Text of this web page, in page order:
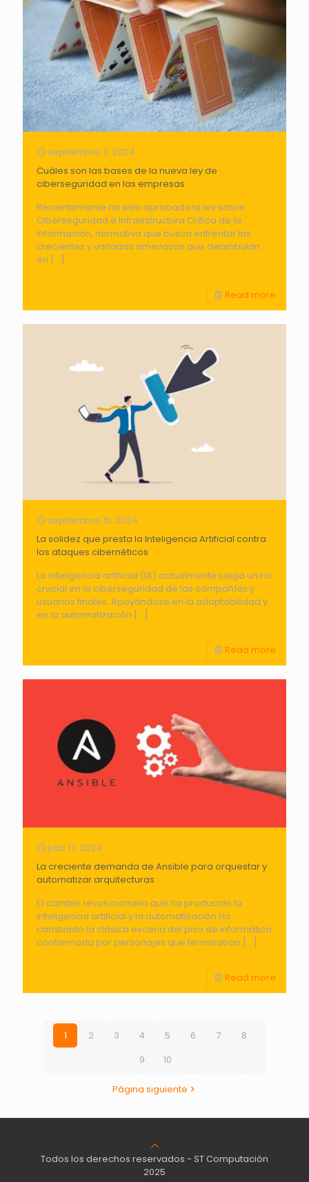
septiembre 11, 2024
Cuáles son las bases de la nueva ley de
ciberseguridad en las empresas
Recientemente ha sido aprobada la ley sobre
Ciberseguridad e Infraestructura Crítica de la
Información, normativa que busca enfrentar las
crecientes y variadas amenazas que deambulan
en […]
Read more
septiembre 10, 2024
La solidez que presta la Inteligencia Artificial contra
los ataques cibernéticos
La inteligencia artificial (IA) actualmente juega un rol
crucial en la ciberseguridad de las compañías y
usuarios finales. Apoyándose en la adaptabilidad y
en la automatización […]
Read more
julio 17, 2024
La creciente demanda de Ansible para orquestar y
automatizar arquitecturas
El cambio revolucionario que ha producido la
inteligencia artificial y la automatización ha
cambiado la clásica escena del piso de informática
conformada por personajes que terminaban […]
Read more
1 2 3 4 5 6 7
8
9
10
Página siguiente
Todos los derechos reservados - ST Computación
2025